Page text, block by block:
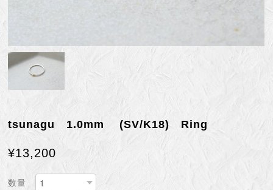
tsunagu 1.0mm (SV/K18) Ring
¥13,200
数量